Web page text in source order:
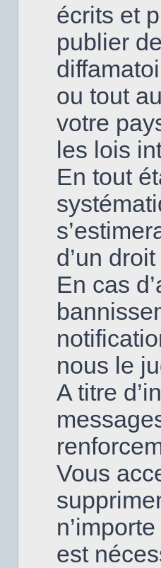
écrits et
publier
ou tout
votre
les lois
En tout
d’un
En cas
nous le
A titre
Vous
est